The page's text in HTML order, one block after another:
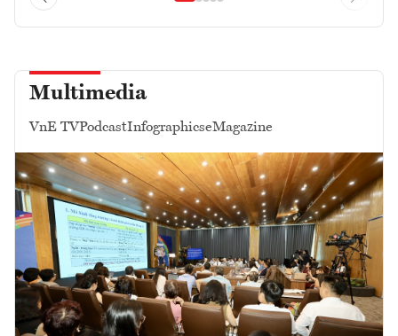
Multimedia
VnE TVPodcastInfographicseMagazine